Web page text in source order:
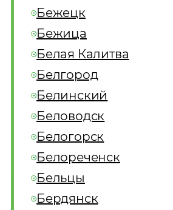
Бежецк
Бежица
Белая Калитва
Белгород
Белинский
Беловодск
Белогорск
Белореченск
Бельцы
Бердянск